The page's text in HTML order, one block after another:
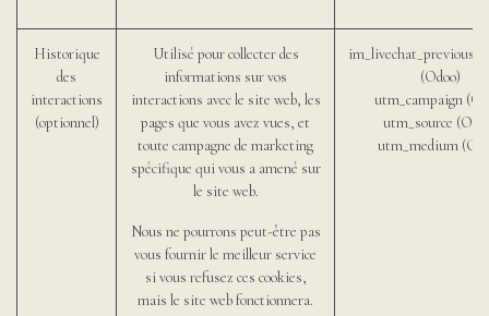
Historique
des
interactions
(optionnel)
Utilisé pour collecter des
informations sur vos
interactions avec le site web, les
pages que vous avez vues, et
toute campagne de marketing
spécifique qui vous a amené sur
le site web.
Nous ne pourrons peut-être pas
vous fournir le meilleur service
si vous refusez ces cookies,
mais le site web fonctionnera.
(Odoo)
utm_campaign
utm_source
utm_medium